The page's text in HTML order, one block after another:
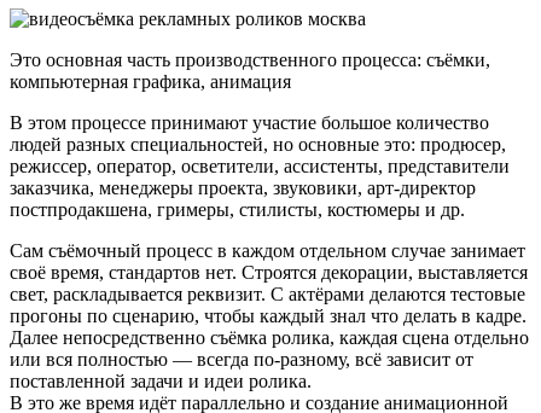
Это основная часть производственного процесса: съёмки,
компьютерная графика, анимация
В этом процессе принимают участие большое количество
людей разных специальностей, но основные это: продюсер,
режиссер, оператор, осветители, ассистенты, представители
заказчика, менеджеры проекта, звуковики, арт-директор
постпродакшена, гримеры, стилисты, костюмеры и др.
Сам съёмочный процесс в каждом отдельном случае занимает
своё время, стандартов нет. Строятся декорации, выставляется
свет, раскладывается реквизит. С актёрами делаются тестовые
прогоны по сценарию, чтобы каждый знал что делать в кадре.
Далее непосредственно съёмка ролика, каждая сцена отдельно
или вся полностью — всегда по-разному, всё зависит от
поставленной задачи и идеи ролика.
В это же время идёт параллельно и создание анимационной